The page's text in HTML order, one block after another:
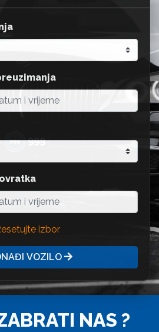
izbor
VOZILO
NAS ?